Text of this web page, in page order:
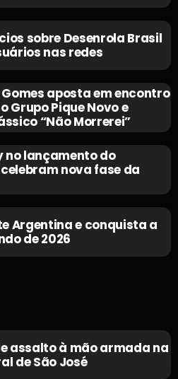
sobre Desenrola Brasil
nas redes
aposta em encontro
Grupo Pique Novo e
“Não Morrerei”
no lançamento do
nova fase da
Argentina e conquista a
de 2026
assalto à mão armada na
de São José